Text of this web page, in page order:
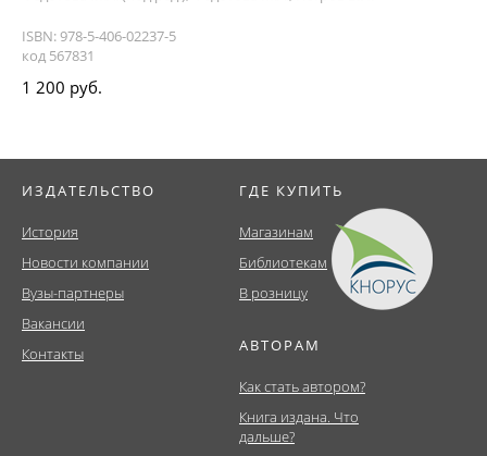
ISBN: 978-5-406-02237-5
код 567831
1 200 руб.
ИЗДАТЕЛЬСТВО
История
Новости компании
Вузы-партнеры
Вакансии
Контакты
ГДЕ КУПИТЬ
Магазинам
Библиотекам
В розницу
АВТОРАМ
Как стать автором?
Книга издана. Что
дальше?